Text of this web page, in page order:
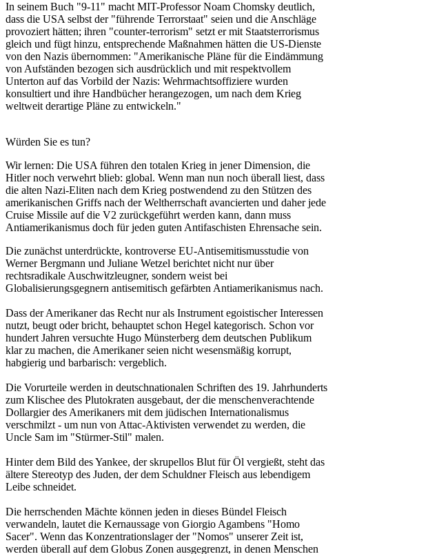
In seinem Buch "9-11" macht MIT-Professor Noam Chomsky deutlich,
dass die USA selbst der "führende Terrorstaat" seien und die Anschläge
provoziert hätten; ihren "counter-terrorism" setzt er mit Staatsterrorismus
gleich und fügt hinzu, entsprechende Maßnahmen hätten die US-Dienste
von den Nazis übernommen: "Amerikanische Pläne für die Eindämmung
von Aufständen bezogen sich ausdrücklich und mit respektvollem
Unterton auf das Vorbild der Nazis: Wehrmachtsoffiziere wurden
konsultiert und ihre Handbücher herangezogen, um nach dem Krieg
weltweit derartige Pläne zu entwickeln."
Würden Sie es tun?
Wir lernen: Die USA führen den totalen Krieg in jener Dimension, die
Hitler noch verwehrt blieb: global. Wenn man nun noch überall liest, dass
die alten Nazi-Eliten nach dem Krieg postwendend zu den Stützen des
amerikanischen Griffs nach der Weltherrschaft avancierten und daher jede
Cruise Missile auf die V2 zurückgeführt werden kann, dann muss
Antiamerikanismus doch für jeden guten Antifaschisten Ehrensache sein.
Die zunächst unterdrückte, kontroverse EU-Antisemitismusstudie von
Werner Bergmann und Juliane Wetzel berichtet nicht nur über
rechtsradikale Auschwitzleugner, sondern weist bei
Globalisierungsgegnern antisemitisch gefärbten Antiamerikanismus nach.
Dass der Amerikaner das Recht nur als Instrument egoistischer Interessen
nutzt, beugt oder bricht, behauptet schon Hegel kategorisch. Schon vor
hundert Jahren versuchte Hugo Münsterberg dem deutschen Publikum
klar zu machen, die Amerikaner seien nicht wesensmäßig korrupt,
habgierig und barbarisch: vergeblich.
Die Vorurteile werden in deutschnationalen Schriften des 19. Jahrhunderts
zum Klischee des Plutokraten ausgebaut, der die menschenverachtende
Dollargier des Amerikaners mit dem jüdischen Internationalismus
verschmilzt - um nun von Attac-Aktivisten verwendet zu werden, die
Uncle Sam im "Stürmer-Stil" malen.
Hinter dem Bild des Yankee, der skrupellos Blut für Öl vergießt, steht das
ältere Stereotyp des Juden, der dem Schuldner Fleisch aus lebendigem
Leibe schneidet.
Die herrschenden Mächte können jeden in dieses Bündel Fleisch
verwandeln, lautet die Kernaussage von Giorgio Agambens "Homo
Sacer". Wenn das Konzentrationslager der "Nomos" unserer Zeit ist,
werden überall auf dem Globus Zonen ausgegrenzt, in denen Menschen